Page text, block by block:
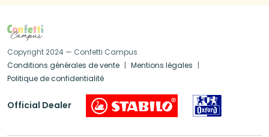
Copyright 2024 — Confetti Campus
Conditions générales de vente
Mentions légales
Politique de confidentialité
Official Dealer